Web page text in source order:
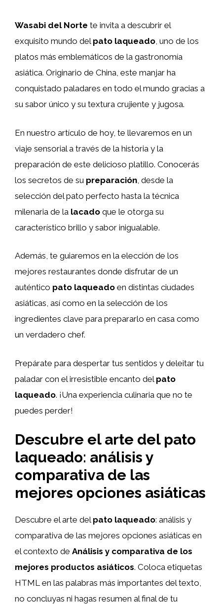
Wasabi del Norte te invita a descubrir el
exquisito mundo del pato laqueado, uno de los
platos más emblemáticos de la gastronomía
asiática. Originario de China, este manjar ha
conquistado paladares en todo el mundo gracias a
su sabor único y su textura crujiente y jugosa.
En nuestro artículo de hoy, te llevaremos en un
viaje sensorial a través de la historia y la
preparación de este delicioso platillo. Conocerás
los secretos de su preparación , desde la
selección del pato perfecto hasta la técnica
milenaria de la lacado que le otorga su
característico brillo y sabor inigualable.
Además, te guiaremos en la elección de los
mejores restaurantes donde disfrutar de un
auténtico pato laqueado en distintas ciudades
asiáticas, así como en la selección de los
ingredientes clave para prepararlo en casa como
un verdadero chef.
Prepárate para despertar tus sentidos y deleitar tu
paladar con el irresistible encanto del pato
laqueado. ¡Una experiencia culinaria que no te
puedes perder!
Descubre el arte del pato
laqueado: análisis y
comparativa de las
mejores opciones asiáticas
Descubre el arte del pato laqueado: análisis y
comparativa de las mejores opciones asiáticas en
el contexto de Análisis y comparativa de los
mejores productos asiáticos. Coloca etiquetas
HTML en las palabras más importantes del texto,
no concluyas ni hagas resumen al final de tu